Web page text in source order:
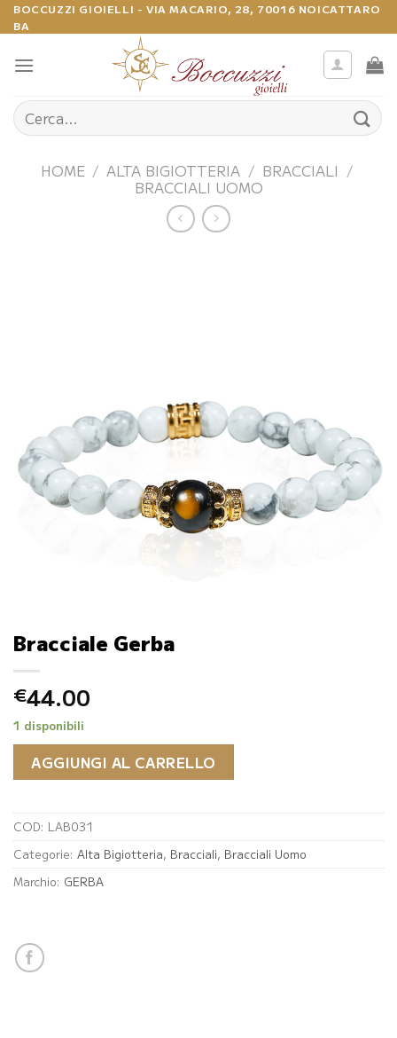
Salta
ai
contenuti
BOCCUZZI GIOIELLI - VIA MACARIO, 28, 70016 NOICATTARO
BA
Cerca:
HOME / ALTA BIGIOTTERIA / BRACCIALI /
BRACCIALI UOMO
Bracciale Gerba
€44.00
1 disponibili
AGGIUNGI AL CARRELLO
COD: LAB031
Categorie: Alta Bigiotteria, Bracciali, Bracciali Uomo
Marchio: GERBA